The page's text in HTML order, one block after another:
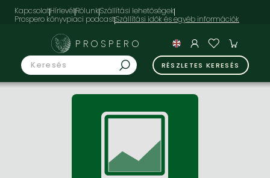
KapcsolatHírlevélRólunkSzállítási lehetőségek
Prospero könyvpiaci podcast
PROSPERO
RÉSZLETES KERESÉS